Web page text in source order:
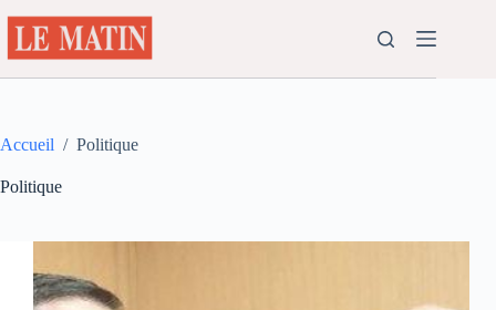
au
contenu
Accueil / Politique
Politique